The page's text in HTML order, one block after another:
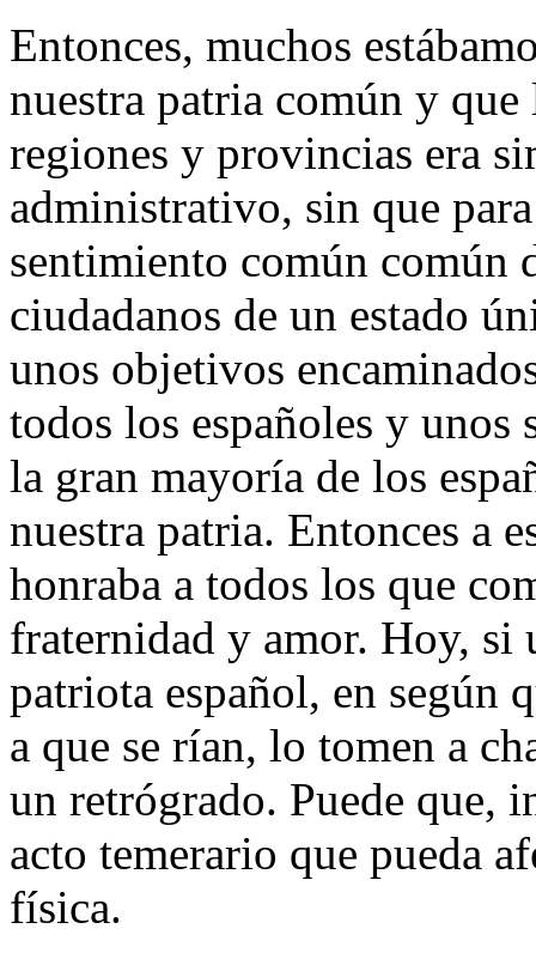
Entonces, muchos
nuestra patria común y
regiones y provincias era
administrativo, sin que
sentimiento común común
ciudadanos de un estado
unos objetivos
todos los españoles y
la gran mayoría de los
nuestra patria. Entonces a
honraba a todos los que
fraternidad y amor. Hoy, si
patriota español, en según
a que se rían, lo tomen a
un retrógrado. Puede que,
acto temerario que pueda
física.